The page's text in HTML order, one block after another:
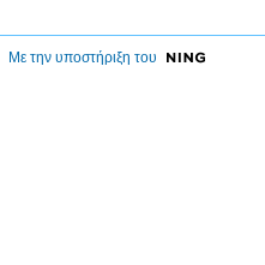
. Με την υποστήριξη του